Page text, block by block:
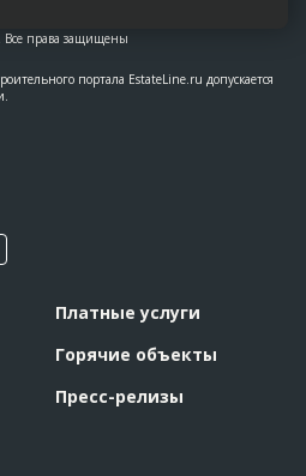
Все права защищены
портала EstateLine.ru допускается
Платные услуги
Горячие объекты
Пресс-релизы